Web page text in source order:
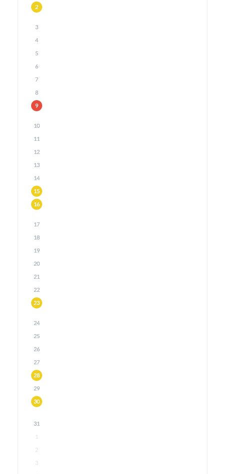
2
3
4
5
6
7
8
9
10
11
12
13
14
15
16
17
18
19
20
21
22
23
24
25
26
27
28
29
30
31
1
2
3